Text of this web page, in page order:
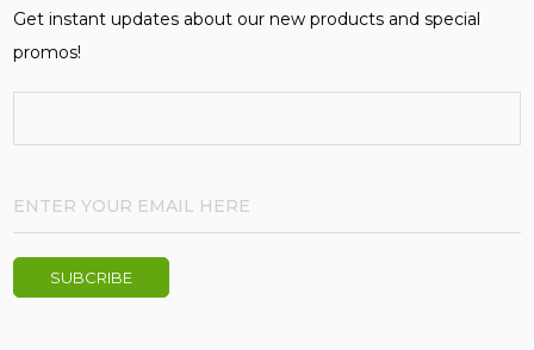
Get instant updates about our new products and special
promos!